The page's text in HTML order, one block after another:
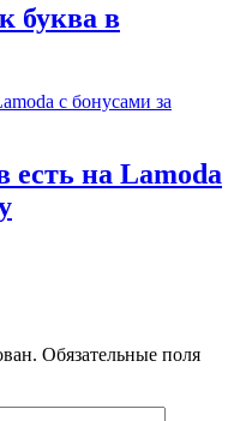
буква в
есть на Lamoda
Обязательные поля